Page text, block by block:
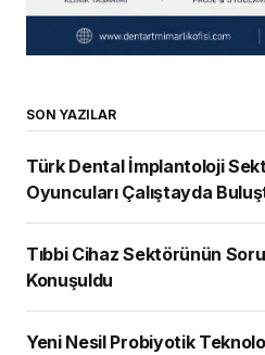
SON YAZILAR
Türk Dental İmplantoloji
Oyuncuları Çalıştayda
Tıbbi Cihaz Sektörünün
Konuşuldu
Yeni Nesil Probiyotik